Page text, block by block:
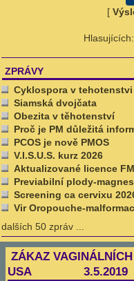
ZPRÁVY
Cyklospora v tehotenstvi
Siamská dvojčata
Obezita v těhotenství
Proč je PM důležitá
PCOS je nově PMOS
V.I.S.U.S. kurz 2026
Aktualizované licence
Previabilní plody-
Screening ca cervixu
Vir Oropouche-
dalších 50 zpráv ...
[
Hlasujících:
ZÁKAZ
USA 3.5.2019